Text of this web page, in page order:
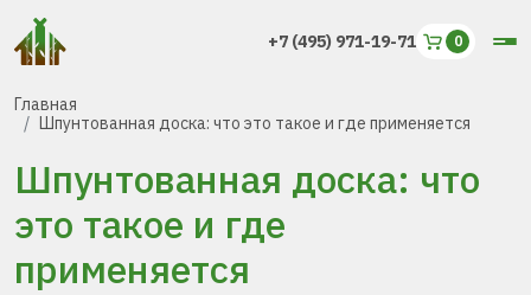
+7 (495) 971-19-71
Главная
Шпунтованная доска: что это такое и где применяется
Шпунтованная доска: что
это такое и где
применяется